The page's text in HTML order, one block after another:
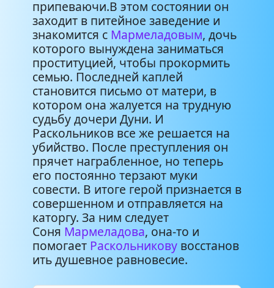
01_09_Преступление и
наказание
23:54
01_11_Преступление и
наказание
25:49
02_01_Преступление и
наказание
25:30
02_02_Преступление и
наказание
25:35
02_03_Преступление и
наказание
24:27
02_04_Преступление и
наказание
27:44
26:28
припеваючи.В этом состоянии он
заходит в питейное заведение и
знакомится с Мармеладовым, дочь
которого вынуждена заниматься
проституцией, чтобы прокормить
семью. Последней каплей
становится письмо от матери, в
котором она жалуется на трудную
судьбу дочери Дуни. И
Раскольников все же решается на
убийство. После преступления он
прячет награбленное, но теперь
его постоянно терзают муки
совести. В итоге герой признается в
совершенном и отправляется на
каторгу. За ним следует
Соня Мармеладова, она-то и
помогает Раскольникову восстанов
ить душевное равновесие.